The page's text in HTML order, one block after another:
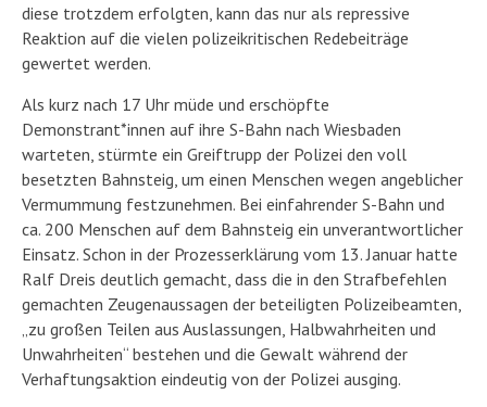
diese trotzdem erfolgten, kann das nur als repressive
Reaktion auf die vielen polizeikritischen Redebeiträge
gewertet werden.
Als kurz nach 17 Uhr müde und erschöpfte
Demonstrant*innen auf ihre S-Bahn nach Wiesbaden
warteten, stürmte ein Greiftrupp der Polizei den voll
besetzten Bahnsteig, um einen Menschen wegen angeblicher
Vermummung festzunehmen. Bei einfahrender S-Bahn und
ca. 200 Menschen auf dem Bahnsteig ein unverantwortlicher
Einsatz. Schon in der Prozesserklärung vom 13. Januar hatte
Ralf Dreis deutlich gemacht, dass die in den Strafbefehlen
gemachten Zeugenaussagen der beteiligten Polizeibeamten,
„zu großen Teilen aus Auslassungen, Halbwahrheiten und
Unwahrheiten“ bestehen und die Gewalt während der
Verhaftungsaktion eindeutig von der Polizei ausging.